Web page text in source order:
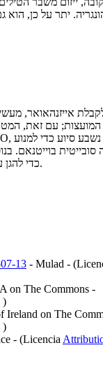
יתר על כן,
אייזנהאואר,
המועצות; עם זאת,
בוייטנאם.
כדי להגן על ארה"ב מפני תקפויות מועצות פוטנציאליות.
13 - Mulad -
on The Commons -
)
Ireland on The
)
- (Licencia